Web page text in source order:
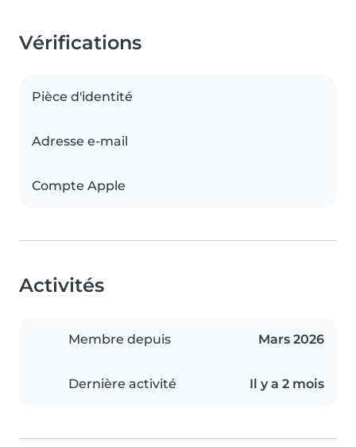
Vérifications
Pièce d'identité
Adresse e-mail
Compte Apple
Activités
Membre depuis Mars 2026
Dernière activité Il y a 2 mois